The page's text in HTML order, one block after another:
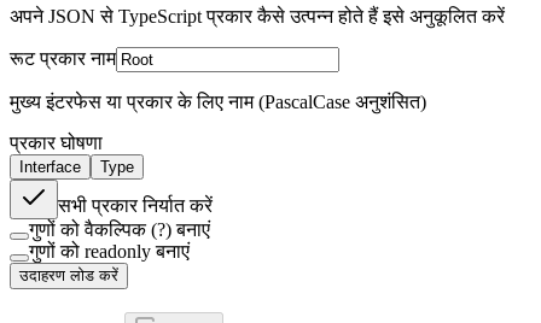
अपने JSON से TypeScript प्रकार कैसे उत्पन्न होते हैं इसे अनुकूलित करें
रूट प्रकार नाम
मुख्य इंटरफेस या प्रकार के लिए नाम (PascalCase अनुशंसित)
प्रकार घोषणा
Interface Type
सभी प्रकार निर्यात करें
गुणों को वैकल्पिक (?) बनाएं
गुणों को readonly बनाएं
उदाहरण लोड करें